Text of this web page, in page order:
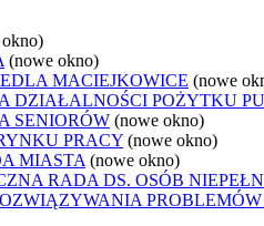
(nowe okno)
MACIEJKOWICE (nowe
DZIAŁALNOŚCI POŻYTKU
SENIORÓW (nowe okno)
PRACY (nowe okno)
MIASTA (nowe okno)
RADA DS. OSÓB